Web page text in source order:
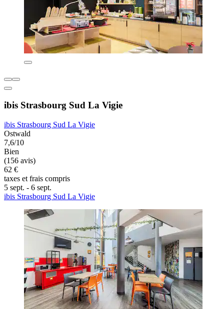
ibis Strasbourg Sud La Vigie
ibis Strasbourg Sud La Vigie
Ostwald
7,6/10
Bien
(156 avis)
62 €
taxes et frais compris
5 sept. - 6 sept.
ibis Strasbourg Sud La Vigie